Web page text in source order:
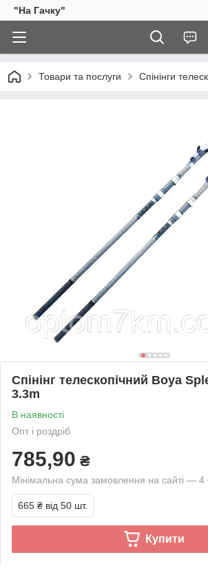
"На Гачку"
Товари та послуги Спінінги
Спінінг телескопічний Boya
3.3m
В наявності
Опт і роздріб
785,90 ₴
Мінімальна сума замовлення на сайті — 4
665 ₴ від 50 шт.
Купити